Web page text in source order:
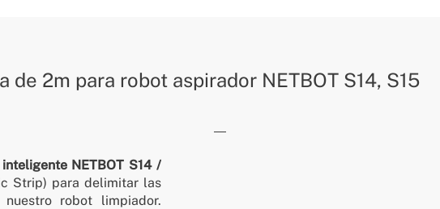
de 2m para robot aspirador NETBOT S14, S15
NETBOT S14 /
Strip) para delimitar las
robot limpiador.